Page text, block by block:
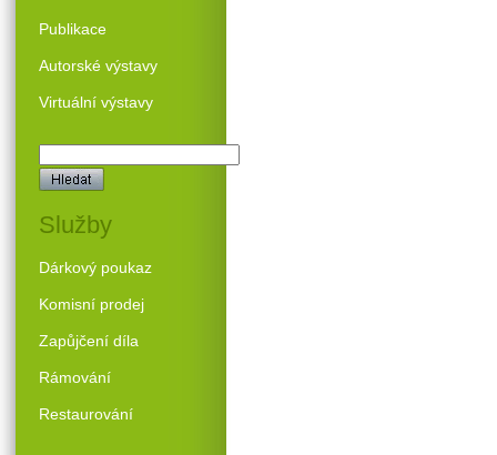
Publikace
Autorské výstavy
Virtuální výstavy
Služby
Dárkový poukaz
Komisní prodej
Zapůjčení díla
Rámování
Restaurování